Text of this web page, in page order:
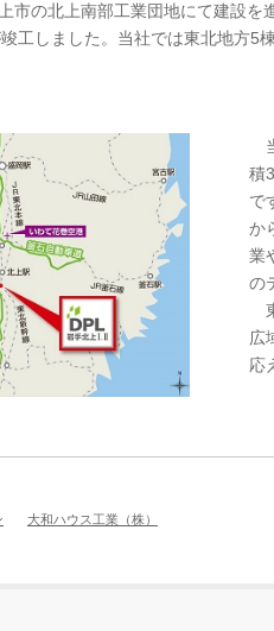
市の北上南部工業団地にて建設を
工しました。当社では東北地方5
積
で
か
業
の
広
応
大和ハウス工業（株）